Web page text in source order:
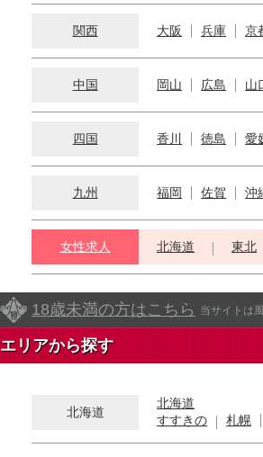
関西 大阪 兵庫 京
中国 岡山 広島 山
四国 香川 徳島 愛
九州 福岡 佐賀 沖
女性求人 北海道 東北
18歳未満の方はこちら 当サイトは
エリアから探す
北海道
北海道
すすきの
札幌